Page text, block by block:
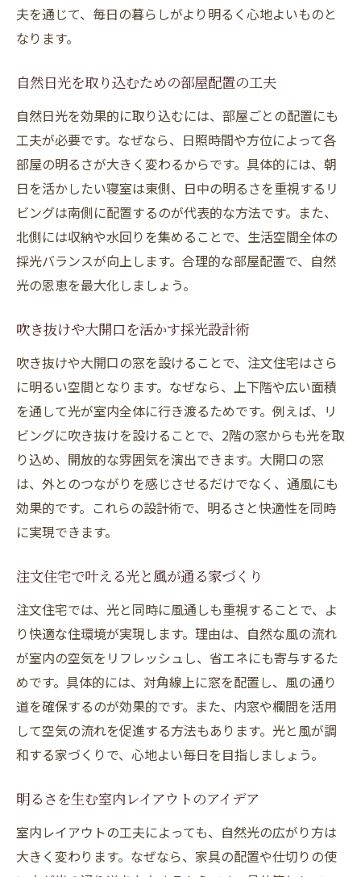
夫を通じて、毎日の暮らしがより明るく心地よいものと
なります。
自然日光を取り込むための部屋配置の工夫
自然日光を効果的に取り込むには、部屋ごとの配置にも
工夫が必要です。なぜなら、日照時間や方位によって各
部屋の明るさが大きく変わるからです。具体的には、朝
日を活かしたい寝室は東側、日中の明るさを重視するリ
ビングは南側に配置するのが代表的な方法です。また、
北側には収納や水回りを集めることで、生活空間全体の
採光バランスが向上します。合理的な部屋配置で、自然
光の恩恵を最大化しましょう。
吹き抜けや大開口を活かす採光設計術
吹き抜けや大開口の窓を設けることで、注文住宅はさら
に明るい空間となります。なぜなら、上下階や広い面積
を通して光が室内全体に行き渡るためです。例えば、リ
ビングに吹き抜けを設けることで、2階の窓からも光を取
り込め、開放的な雰囲気を演出できます。大開口の窓
は、外とのつながりを感じさせるだけでなく、通風にも
効果的です。これらの設計術で、明るさと快適性を同時
に実現できます。
注文住宅で叶える光と風が通る家づくり
注文住宅では、光と同時に風通しも重視することで、よ
り快適な住環境が実現します。理由は、自然な風の流れ
が室内の空気をリフレッシュし、省エネにも寄与するた
めです。具体的には、対角線上に窓を配置し、風の通り
道を確保するのが効果的です。また、内窓や欄間を活用
して空気の流れを促進する方法もあります。光と風が調
和する家づくりで、心地よい毎日を目指しましょう。
明るさを生む室内レイアウトのアイデア
室内レイアウトの工夫によっても、自然光の広がり方は
大きく変わります。なぜなら、家具の配置や仕切りの使